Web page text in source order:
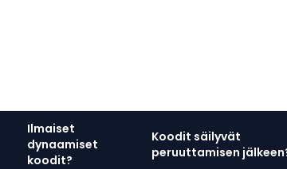
Ilmaiset
dynaamiset
koodit?
Koodit säilyvät
peruuttamisen